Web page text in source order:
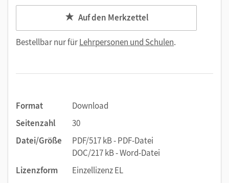
Auf den Merkzettel
Bestellbar nur fürLehrpersonen und Schulen.
Format
Download
Seitenzahl
30
Datei/Größe
PDF/517 kB - PDF-Datei
DOC/217 kB - Word-Datei
Lizenzform
Einzellizenz EL